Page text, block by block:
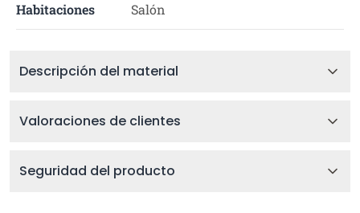
Habitaciones Salón
Descripción del material
Valoraciones de clientes
Seguridad del producto